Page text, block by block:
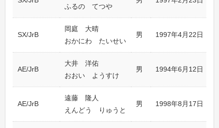
ふるの てつや
SX/JrB
岡庭 大晴
おかにわ たいせい
男 1997年4月22日
AE/JrB
大井 洋佑
おおい ようすけ
男 1994年6月12日
AE/JrB
遠藤 隆人
えんどう りゅうと
男 1998年8月17日